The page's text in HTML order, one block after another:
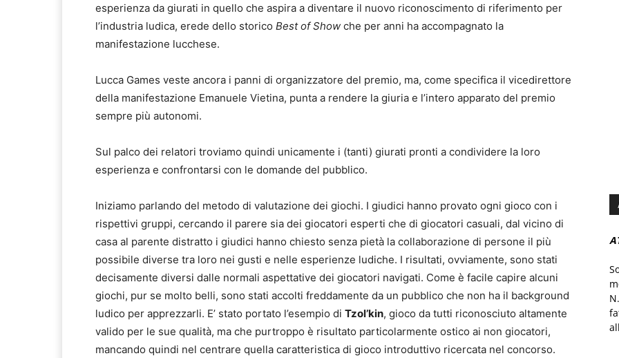
esperienza da giurati in quello che aspira a diventare il nuovo riconoscimento di riferimento per
l’industria ludica, erede dello storico Best of Show che per anni ha accompagnato la
manifestazione lucchese.
Lucca Games veste ancora i panni di organizzatore del premio, ma, come specifica il vicedirettore
della manifestazione Emanuele Vietina, punta a rendere la giuria e l’intero apparato del premio
sempre più autonomi.
Sul palco dei relatori troviamo quindi unicamente i (tanti) giurati pronti a condividere la loro
esperienza e confrontarsi con le domande del pubblico.
Iniziamo parlando del metodo di valutazione dei giochi. I giudici hanno provato ogni gioco con i
rispettivi gruppi, cercando il parere sia dei giocatori esperti che di giocatori casuali, dal vicino di
casa al parente distratto i giudici hanno chiesto senza pietà la collaborazione di persone il più
possibile diverse tra loro nei gusti e nelle esperienze ludiche. I risultati, ovviamente, sono stati
decisamente diversi dalle normali aspettative dei giocatori navigati. Come è facile capire alcuni
giochi, pur se molto belli, sono stati accolti freddamente da un pubblico che non ha il background
ludico per apprezzarli. E’ stato portato l’esempio di Tzol’kin, gioco da tutti riconosciuto altamente
valido per le sue qualità, ma che purtroppo è risultato particolarmente ostico ai non giocatori,
mancando quindi nel centrare quella caratteristica di gioco introduttivo ricercata nel concorso.